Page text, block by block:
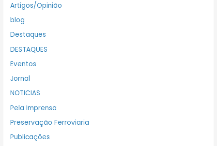
Artigos/Opinião
blog
Destaques
DESTAQUES
Eventos
Jornal
NOTICIAS
Pela Imprensa
Preservação Ferroviaria
Publicações